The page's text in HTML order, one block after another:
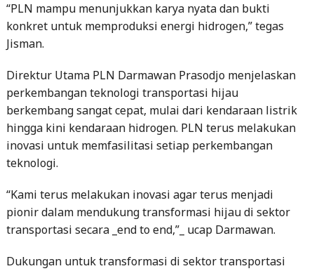
“PLN mampu menunjukkan karya nyata dan bukti
konkret untuk memproduksi energi hidrogen,” tegas
Jisman.
Direktur Utama PLN Darmawan Prasodjo menjelaskan
perkembangan teknologi transportasi hijau
berkembang sangat cepat, mulai dari kendaraan listrik
hingga kini kendaraan hidrogen. PLN terus melakukan
inovasi untuk memfasilitasi setiap perkembangan
teknologi.
“Kami terus melakukan inovasi agar terus menjadi
pionir dalam mendukung transformasi hijau di sektor
transportasi secara _end to end,”_ ucap Darmawan.
Dukungan untuk transformasi di sektor transportasi